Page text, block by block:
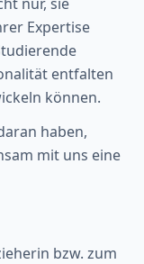
Expertise
entfalten
können.
haben,
mit uns eine
bzw. zum